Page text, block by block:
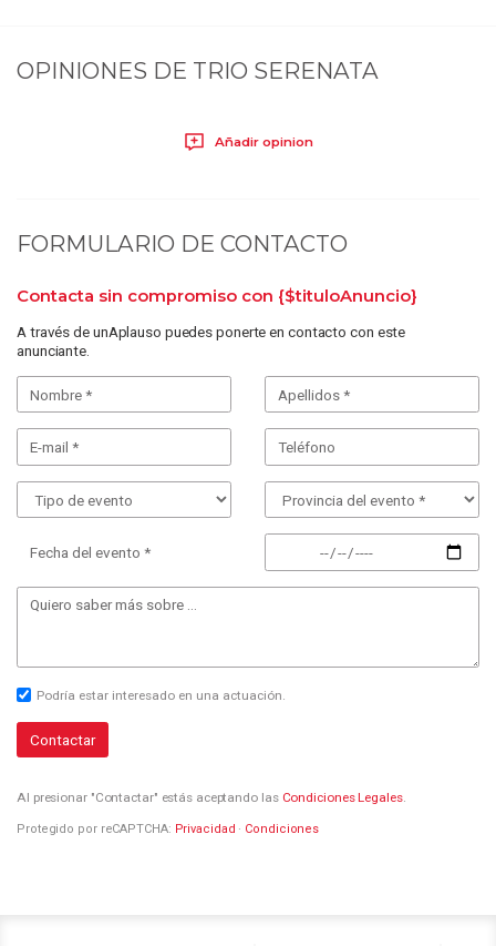
OPINIONES DE TRIO SERENATA
Añadir opinion
FORMULARIO DE CONTACTO
Contacta sin compromiso con {$tituloAnuncio}
A través de unAplauso puedes ponerte en contacto con este
anunciante.
Fecha del evento *
Podría estar interesado en una actuación.
Contactar
Al presionar "Contactar" estás aceptando las Condiciones Legales.
Protegido por reCAPTCHA: Privacidad · Condiciones